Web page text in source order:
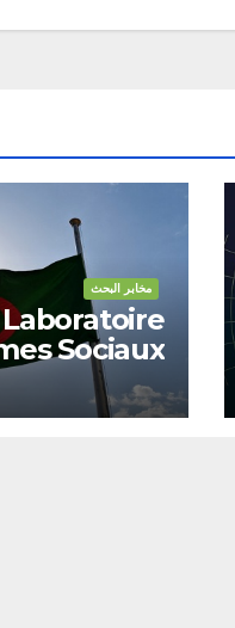
مخابر البحث
Laboratoire
Sociaux
la Société
Algérienne